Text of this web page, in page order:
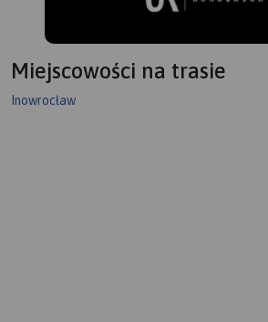
Miejscowości na trasie
Inowrocław